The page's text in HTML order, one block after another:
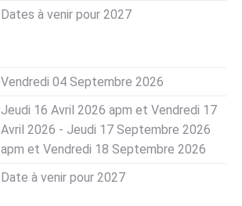
Dates à venir pour 2027
Vendredi 04 Septembre 2026
Jeudi 16 Avril 2026 apm et Vendredi 17
Avril 2026 - Jeudi 17 Septembre 2026
apm et Vendredi 18 Septembre 2026
Date à venir pour 2027